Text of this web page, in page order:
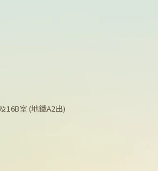
16B室 (地鐵A2出)